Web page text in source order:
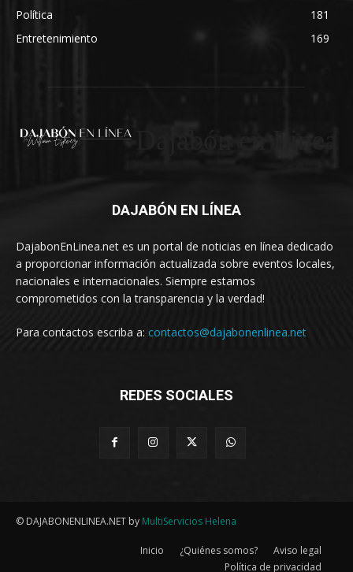
Política
181
Entretenimiento
169
DAJABÓN EN LÍNEA
DajabonEnLinea.net es un portal de noticias en línea dedicado
a proporcionar información actualizada sobre eventos locales,
nacionales e internacionales. Siempre estamos
comprometidos con la transparencia y la verdad!
Para contactos escriba a: contactos@dajabonenlinea.net
REDES SOCIALES
© DAJABONENLINEA.NET by MultiServicios Helena
Inicio ¿Quiénes somos?
Aviso legal
Política de privacidad